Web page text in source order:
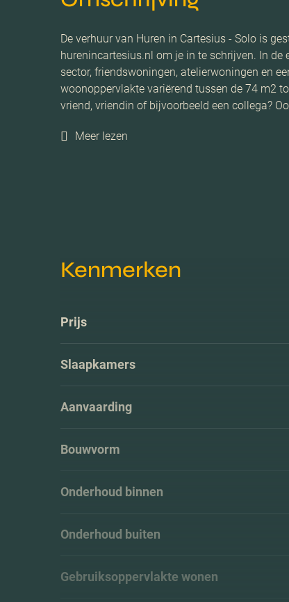
De verhuur van Huren in Cartesius - Solo is
hurenincartesius.nl om je in te schrijven. In
sector, friendswoningen, atelierwoningen en
woonoppervlakte variërend tussen de 74 m2
vriend, vriendin of bijvoorbeeld een collega?
Meer lezen
Kenmerken
Prijs
Slaapkamers
Aanvaarding
Bouwvorm
Onderhoud binnen
Onderhoud buiten
Gebruiksoppervlakte wonen